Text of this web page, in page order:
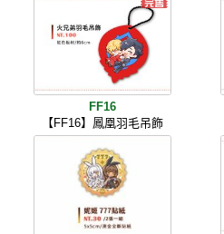
FF16
【FF16】鳳凰羽毛吊飾